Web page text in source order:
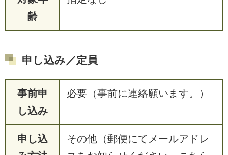
齢
申し込み／定員
事前申
し込み
必要（事前に連絡願います。）
申し込
その他（郵便にてメールアドレ